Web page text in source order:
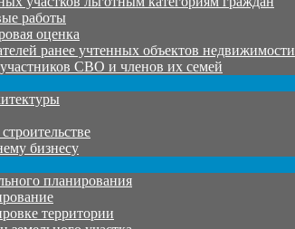
работы
оценка
ранее учтенных объектов недвижимости
СВО и членов их семей
бизнесу
планирования
территории